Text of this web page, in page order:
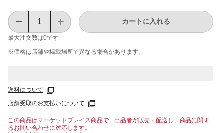
最大注文数は0です
カートに入れる
※価格は​店舗や​掲載場所で​異なる​場合が​あります。
送料について
店舗受取のお支払いについて
この商品はマーケットプレイス商品で、出品者が販売・配送し、商品に関す
るお問い合わせに対応します。